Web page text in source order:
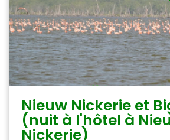
Nieuw Nickerie et
(nuit à l'hôtel à
Nickerie)